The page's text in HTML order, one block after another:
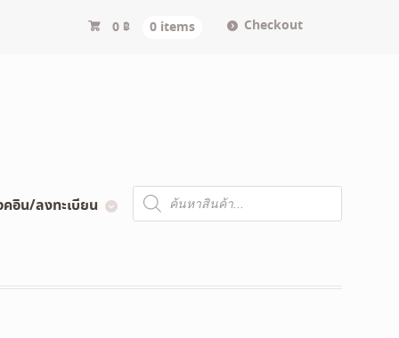
0 ฿ 0 items Checkout
อิน/ลงทะเบียน
Products
search